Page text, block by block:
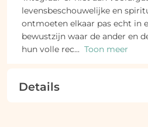
levensbeschouwelijke en
ontmoeten elkaar pas echt in
bewustzijn waar de ander en
hun volle rec... Toon meer
Details